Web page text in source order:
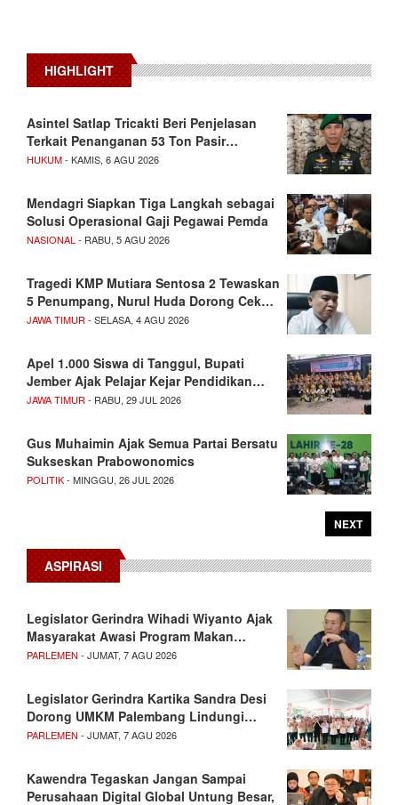
HIGHLIGHT
Asintel Satlap Tricakti Beri Penjelasan
Terkait Penanganan 53 Ton Pasir…
HUKUM- KAMIS, 6 AGU 2026
Mendagri Siapkan Tiga Langkah sebagai
Solusi Operasional Gaji Pegawai Pemda
NASIONAL - RABU, 5 AGU 2026
Tragedi KMP Mutiara Sentosa 2 Tewaskan
5 Penumpang, Nurul Huda Dorong Cek…
JAWA TIMUR - SELASA, 4 AGU 2026
Apel 1.000 Siswa di Tanggul, Bupati
Jember Ajak Pelajar Kejar Pendidikan…
JAWA TIMUR - RABU, 29 JUL 2026
Gus Muhaimin Ajak Semua Partai Bersatu
Sukseskan Prabowonomics
POLITIK- MINGGU, 26 JUL 2026
NEXT
ASPIRASI
Legislator Gerindra Wihadi Wiyanto Ajak
Masyarakat Awasi Program Makan…
PARLEMEN - JUMAT, 7 AGU 2026
Legislator Gerindra Kartika Sandra Desi
Dorong UMKM Palembang Lindungi…
PARLEMEN - JUMAT, 7 AGU 2026
Kawendra Tegaskan Jangan Sampai
Perusahaan Digital Global Untung Besar,